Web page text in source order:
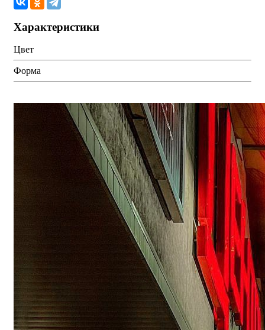
Характеристики
Цвет
Форма